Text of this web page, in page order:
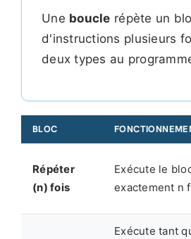
Une boucle répète un
d'instructions plusieurs
deux types au
BLOC
Répéter
(n) fois
Exécute le
exactement n
Exécute tant